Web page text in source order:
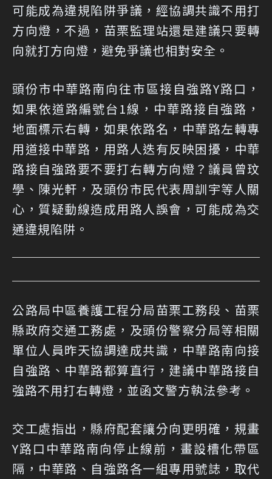
可能成為違規陷阱爭議，經協調共識不用打
方向燈，不過，苗栗監理站還是建議只要轉
向就打方向燈，避免爭議也相對安全。
頭份市中華路南向往市區接自強路Y路口，
如果依道路編號台1線，中華路接自強路，
地面標示右轉，如果依路名，中華路左轉專
用道接中華路，用路人迭有反映困擾，中華
路接自強路要不要打右轉方向燈？議員曾玟
學、陳光軒，及頭份市民代表周訓宇等人關
心，質疑動線造成用路人誤會，可能成為交
通違規陷阱。
公路局中區養護工程分局苗栗工務段、苗栗
縣政府交通工務處，及頭份警察分局等相關
單位人員昨天協調達成共識，中華路南向接
自強路、中華路都算直行，建議中華路接自
強路不用打右轉燈，並函文警方執法參考。
交工處指出，縣府配套讓分向更明確，規畫
Y路口中華路南向停止線前，畫設槽化帶區
隔，中華路、自強路各一組專用號誌，取代